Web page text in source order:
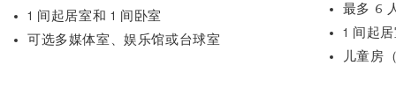
1 间起居室和 1 间卧室
可选多媒体室、娱乐馆或台球室
最多 6
1 间起
儿童房